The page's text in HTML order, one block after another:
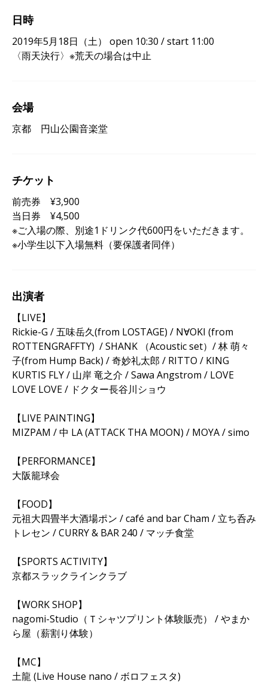
日時
2019年5月18日（土） open 10:30 / start 11:00
〈雨天決行〉※荒天の場合は中止
会場
京都 円山公園音楽堂
チケット
前売券 ¥3,900
当日券 ¥4,500
※ご入場の際、別途1ドリンク代600円をいただきます。
※小学生以下入場無料（要保護者同伴）
出演者
【LIVE】
Rickie-G / 五味岳久(from LOSTAGE) / N∀OKI (from
ROTTENGRAFFTY) / SHANK （Acoustic set）/ 林 萌々
子(from Hump Back) / 奇妙礼太郎 / RITTO / KING
KURTIS FLY / 山岸 竜之介 / Sawa Angstrom / LOVE
LOVE LOVE / ドクター長谷川ショウ
【LIVE PAINTING】
MIZPAM / 中 LA (ATTACK THA MOON) / MOYA / simo
【PERFORMANCE】
大阪籠球会
【FOOD】
元祖大四畳半大酒場ポン / café and bar Cham / 立ち呑み
トレセン / CURRY & BAR 240 / マッチ食堂
【SPORTS ACTIVITY】
京都スラックラインクラブ
【WORK SHOP】
nagomi-Studio（Ｔシャツプリント体験販売） / やまか
ら屋（薪割り体験）
【MC】
土龍 (Live House nano / ボロフェスタ)